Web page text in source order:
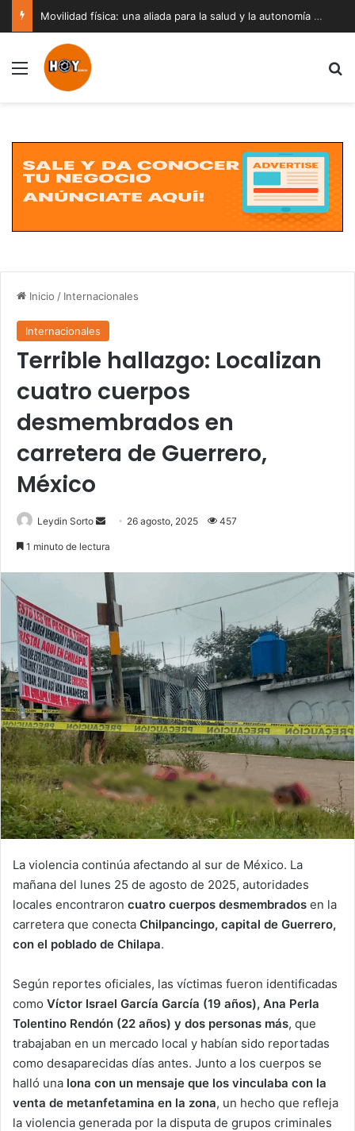
Movilidad física: una aliada para la salud y la autonomía a cualquier edad
Menú
Inicio / Internacionales
Internacionales
Terrible hallazgo: Localizan
cuatro cuerpos
desmembrados en
carretera de Guerrero,
México
Leydin Sorto
Send 26 agosto, 2025 457
1 minuto de lectura
La violencia continúa afectando al sur de México. La
mañana del lunes 25 de agosto de 2025, autoridades
locales encontraron cuatro cuerpos desmembrados en la
carretera que conecta Chilpancingo, capital de Guerrero,
con el poblado de Chilapa.
Según reportes oficiales, las víctimas fueron identificadas
como Víctor Israel García García (19 años), Ana Perla
Tolentino Rendón (22 años) y dos personas más, que
trabajaban en un mercado local y habían sido reportadas
como desaparecidas días antes. Junto a los cuerpos se
halló una lona con un mensaje que los vinculaba con la
venta de metanfetamina en la zona, un hecho que refleja
la violencia generada por la disputa de grupos criminales